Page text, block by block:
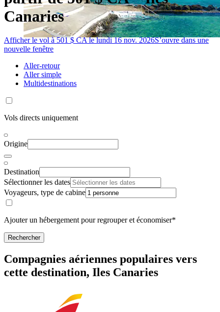
Canaries
Afficher le vol à 501 $ CA le lundi 16 nov. 2026S’ouvre dans une
nouvelle fenêtre
Aller-retour
Aller simple
Multidestinations
Vols directs uniquement
Origine
Destination
Sélectionner les dates
Voyageurs, type de cabine
Ajouter un hébergement pour regrouper et économiser*
Rechercher
Compagnies aériennes populaires vers
cette destination, Iles Canaries